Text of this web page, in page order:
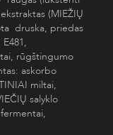
(MIEŽIŲ
druska, priedas
rūgštingumo
askorbo
miltai,
salyklo